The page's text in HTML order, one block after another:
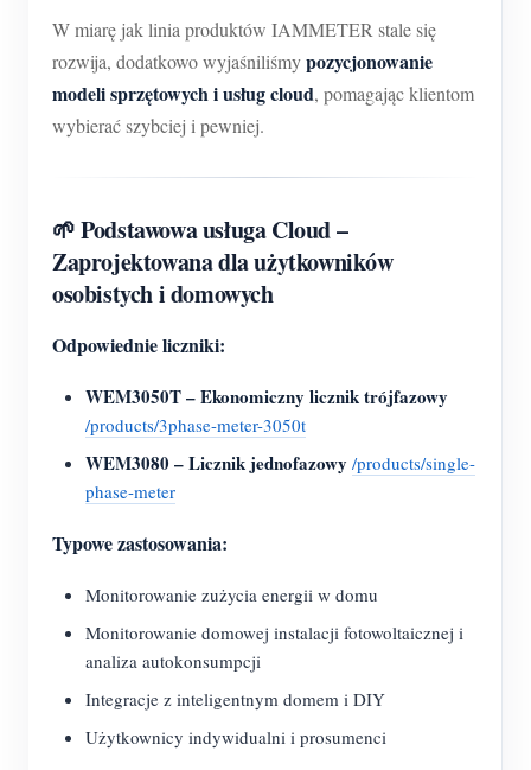
W miarę jak linia produktów IAMMETER stale się
rozwija, dodatkowo wyjaśniliśmypozycjonowanie
modeli sprzętowych i usług cloud, pomagając klientom
wybierać szybciej i pewniej.
🌱 Podstawowa usługa Cloud –
Zaprojektowana dla użytkowników
osobistych i domowych
Odpowiednie liczniki:
WEM3050T – Ekonomiczny licznik trójfazowy
/products/3phase-meter-3050t
WEM3080 – Licznik jednofazowy /products/single-
phase-meter
Typowe zastosowania:
Monitorowanie zużycia energii w domu
Monitorowanie domowej instalacji fotowoltaicznej i
analiza autokonsumpcji
Integracje z inteligentnym domem i DIY
Użytkownicy indywidualni i prosumenci